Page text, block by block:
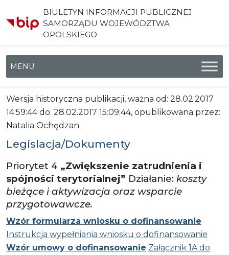
BIULETYN INFORMACJI PUBLICZNEJ
SAMORZĄDU WOJEWÓDZTWA
OPOLSKIEGO
Menu główne
Wersja historyczna publikacji, ważna od: 28.02.2017
14:59:44 do: 28.02.2017 15:09:44, opublikowana przez:
Natalia Ochędzan
Legislacja/Dokumenty
Priorytet 4 „Zwiększenie zatrudnienia i
spójności terytorialnej” Działanie: koszty
bieżące i aktywizacja oraz wsparcie
przygotowawcze.
Wzór formularza wniosku o dofinansowanie
Instrukcja wypełniania wniosku o dofinansowanie
Wzór umowy o dofinansowanie Załącznik 1A do